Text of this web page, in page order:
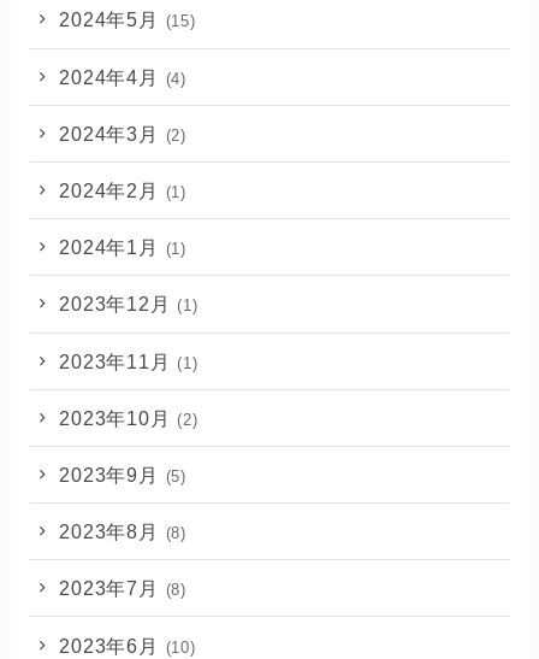
2024年5月 (15)
2024年4月 (4)
2024年3月 (2)
2024年2月 (1)
2024年1月 (1)
2023年12月 (1)
2023年11月 (1)
2023年10月 (2)
2023年9月 (5)
2023年8月 (8)
2023年7月 (8)
2023年6月 (10)